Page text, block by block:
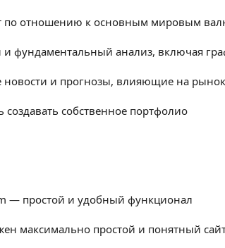
по отношению к основным мировым
и фундаментальный анализ, включая
и прогнозы, влияющие на
создавать собственное портфолио
— простой и удобный функционал
максимально простой и понятный